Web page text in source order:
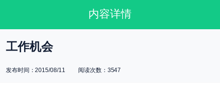
内容详情
工作机会
发布时间：2015/08/11 阅读次数：3547